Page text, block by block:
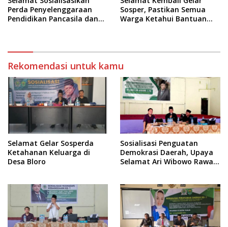
Perda Penyelenggaraan
Pendidikan Pancasila dan
Sosper, Pastikan Semua
Warga Ketahui Bantuan
Rekomendasi untuk kamu
Selamat Gelar Sosperda
Ketahanan Keluarga di
Desa Bloro
Sosialisasi Penguatan
Demokrasi Daerah, Upaya
Selamat Ari Wibowo Rawat